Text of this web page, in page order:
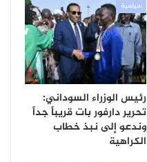
سياسية
رئيس الوزراء السوداني:
تحرير دارفور بات قريباً جداً
وندعو إلى نبذ خطاب
الكراهية